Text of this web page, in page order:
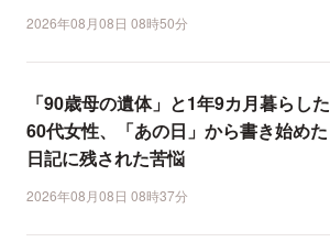
2026年08月08日 08時50分
「90歳母の遺体」と1年9カ月暮らした
60代女性、「あの日」から書き始めた
日記に残された苦悩
2026年08月08日 08時37分